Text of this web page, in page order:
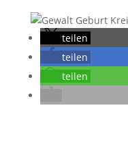
teilen
teilen
teilen